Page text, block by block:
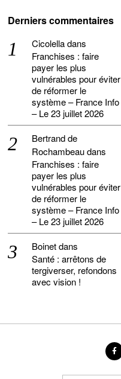
Derniers commentaires
Cicolelladans
Franchises : faire
payer les plus
vulnérables pour éviter
de réformer le
système – France Info
– Le 23 juillet 2026
Bertrand de
Rochambeaudans
Franchises : faire
payer les plus
vulnérables pour éviter
de réformer le
système – France Info
– Le 23 juillet 2026
Boinetdans
Santé : arrêtons de
tergiverser, refondons
avec vision !